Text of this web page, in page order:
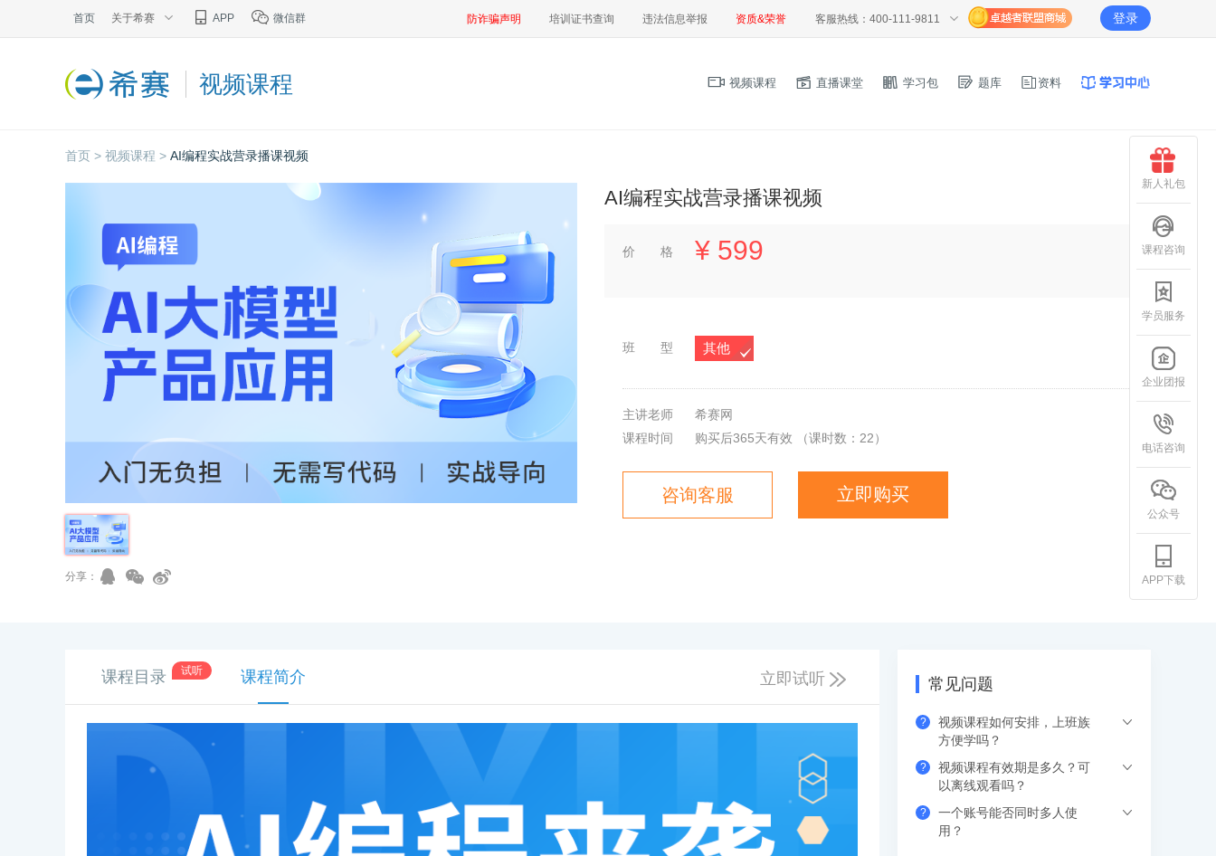
首页 关于希赛 APP 微信群 防诈骗声明 培训证书查询 违法信息举报 资质&荣誉 客服热线：400-111-9811 登录
视频课程 视频课程 直播课堂 学习包 题库 资料
首页 > 视频课程 > AI编程实战营录播课视频
分享：
AI编程实战营录播课视频
价 格 ¥ 599
班 型 其他
主讲老师
希赛网
课程时间
购买后365天有效 （课时数： 22）
咨询客服 立即购买
课程目录 试听 课程简介 立即试听 常见问题
?
视频课程如何安排，上班族
方便学吗？
下单支付后，可以在网页、APP（应用市
习中心-视频课程菜单观看，有效期内随时
?
视频课程有效期是多久？可
以离线观看吗？
视频课程有效期是365天（具体参考产品
?
一个账号能否同时多人使
用？
新人礼包
课程咨询
学员服务
企业团报
电话咨询
公众号
APP下载